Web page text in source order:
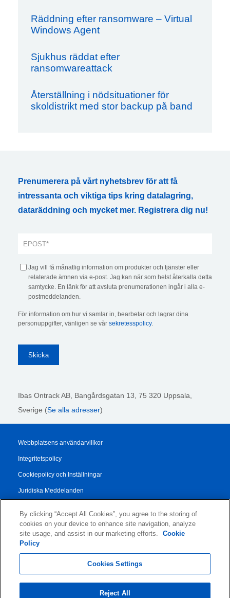
Räddning efter ransomware – Virtual
Windows Agent
Sjukhus räddat efter
ransomwareattack
Återställning i nödsituationer för
skoldistrikt med stor backup på band
Prenumerera på vårt nyhetsbrev för att få
intressanta och viktiga tips kring datalagring,
dataräddning och mycket mer. Registrera dig nu!
Jag vill få månatlig information om produkter och tjänster eller
relaterade ämnen via e-post. Jag kan när som helst återkalla detta
samtycke. En länk för att avsluta prenumerationen ingår i alla e-
postmeddelanden.
För information om hur vi samlar in, bearbetar och lagrar dina
personuppgifter, vänligen se vår sekretesspolicy.
Ibas Ontrack AB, Bangårdsgatan 13, 75 320 Uppsala,
Sverige (Se alla adresser)
Webbplatsens användarvillkor
Integritetspolicy
Cookiepolicy och Inställningar
Juridiska Meddelanden
Allmänna Försäljningsvillkor
Authorised Partner Agreement
By clicking “Accept All Cookies”, you agree to the storing of
cookies on your device to enhance site navigation, analyze
site usage, and assist in our marketing efforts.
Cookie
Policy
Cookies Settings
Reject All